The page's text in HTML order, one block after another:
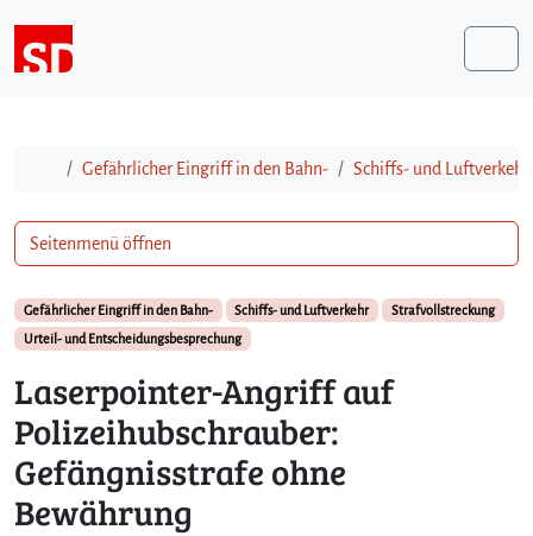
StartGefährlicher Eingriff in den Bahn- Schiffs- und Luftverkehr
Gefährlicher Eingriff in den Bahn- Schiffs- und Luftverkehr
Strafvollstreckung
Urteil- und Entscheidungsbesprechung
Laserpointer-Angriff auf
Polizeihubschrauber:
Gefängnisstrafe ohne
Bewährung
Seitenmenü öffnen